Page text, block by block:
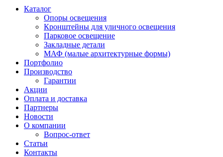
Каталог
Опоры освещения
Кронштейны для уличного освещения
Парковое освещение
Закладные детали
МАФ (малые архитектурные формы)
Портфолио
Производство
Гарантии
Акции
Оплата и доставка
Партнеры
Новости
О компании
Вопрос-ответ
Статьи
Контакты